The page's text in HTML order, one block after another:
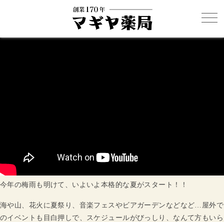
今年の梅雨も明けて、いよいよ本格的な夏がスタート！！
海や山、花火に夏祭り、音楽フェスやビアガーデンなどなど…屋外で
のイベントも目白押しで、スケジュールがびっしり、なんて方もいら